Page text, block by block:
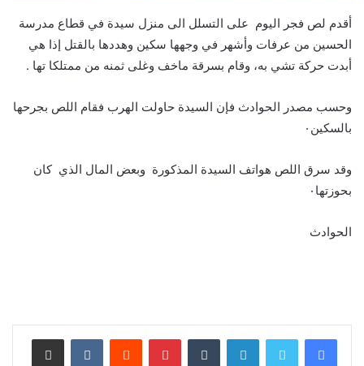
أقدم لص فجر اليوم على التسلل الى منزل سيدة في قطاع مدرسة
الحسين من عرفات وأشهر في وجهها سكين وهددها بالقتل إذا هي
أبدت حركة تشي به، وقام بسرقة ماخف وغلى ثمنه من ممتلكا تها .
وحسب مصدر الحوادث فإن السيدة حاولت الهرب فقام اللص بجرحها
بالسكين٠
وقد سرق اللص هواتف السيدة المذكورة وبعض المال الذي كان
بحوزتها٠
الحوادث
لينكدإن بينتيريست مشاركة عبر البريد